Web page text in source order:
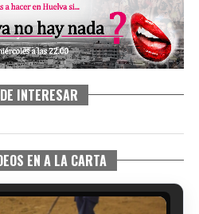
INTERESAR
EN A LA CARTA